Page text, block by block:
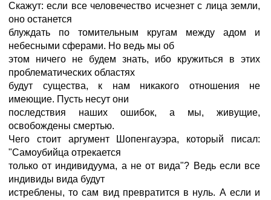
Скажут: если все человечество исчезнет с лица земли,
оно останется
блуждать по томительным кругам между адом и
небесными сферами. Но ведь мы об
этом ничего не будем знать, ибо кружиться в этих
проблематических областях
будут существа, к нам никакого отношения не
имеющие. Пусть несут они
последствия наших ошибок, а мы, живущие,
освобождены смертью.
Чего стоит аргумент Шопенгауэра, который писал:
"Самоубийца отрекается
только от индивидуума, а не от вида"? Ведь если все
индивиды вида будут
истреблены, то сам вид превратится в нуль. А если и